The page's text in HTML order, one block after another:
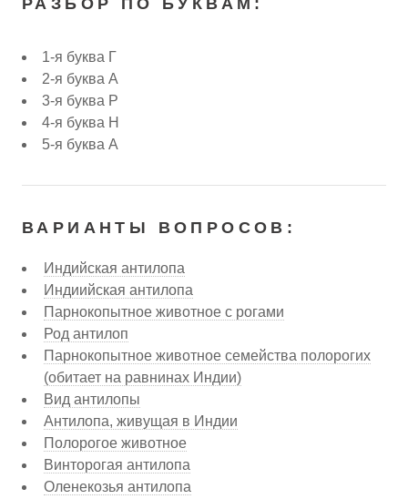
РАЗБОР ПО БУКВАМ:
1-я буква Г
2-я буква А
3-я буква Р
4-я буква Н
5-я буква А
ВАРИАНТЫ ВОПРОСОВ:
Индийская антилопа
Индиийская антилопа
Парнокопытное животное с рогами
Род антилоп
Парнокопытное животное семейства полорогих
(обитает на равнинах Индии)
Вид антилопы
Антилопа, живущая в Индии
Полорогое животное
Винторогая антилопа
Оленекозья антилопа